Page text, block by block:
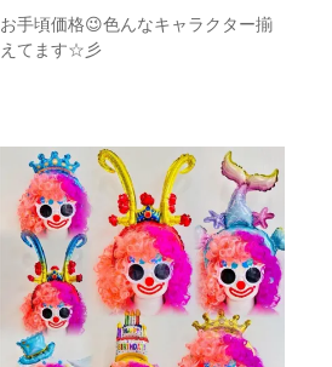
お手頃価格😉色んなキャラクター揃
えてます☆彡